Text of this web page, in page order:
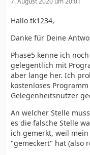
Hallo tk1234,
Danke für Deine
Phase5 kenne ich
gelegentlich mit
aber lange her. Ich
kostenloses
Gelegenheitsnutzer
An welcher Stelle
es die falsche Stelle
ich gemerkt, weil
"gemeckert" hat (also